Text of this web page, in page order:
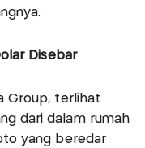
Disebar
Group, terlihat
dari dalam rumah
yang beredar